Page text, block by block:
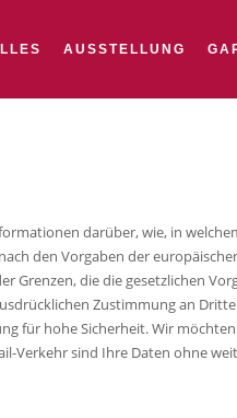
AUSSTELLUNG
darüber, wie, in
den Vorgaben der
die die gesetzlichen
Zustimmung an
für hohe Sicherheit. Wir
Verkehr sind Ihre Daten ohne